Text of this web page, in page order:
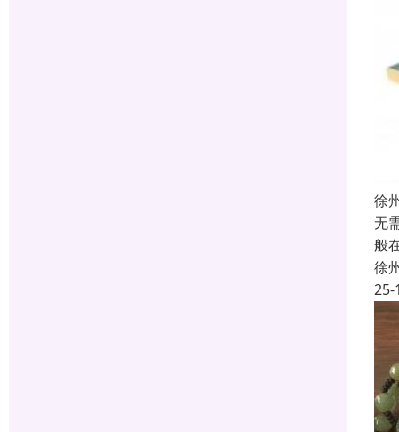
徐
无
般
徐
25-